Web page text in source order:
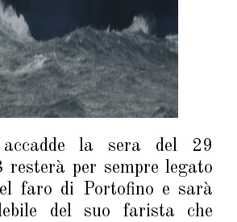
la sera del 29
resterà per sempre legato
faro di Portofino e sarà
del suo farista che